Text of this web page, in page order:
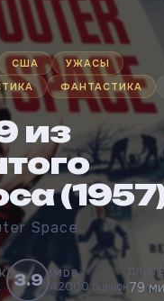
США
УЖАСЫ
ФАНТАСТИКА
из
Space
3.9 IMDB
42000 оценок79